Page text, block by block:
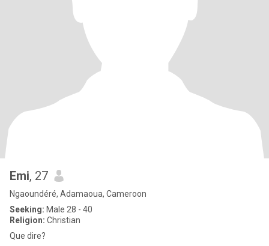
Emi, 27
Ngaoundéré, Adamaoua, Cameroon
Seeking: Male 28 - 40
Religion: Christian
Que dire?